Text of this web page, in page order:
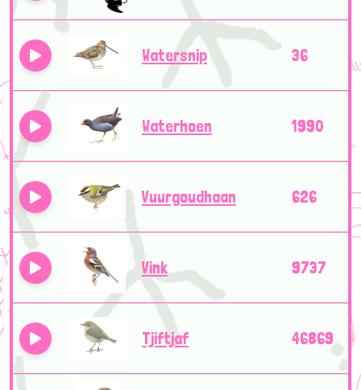
Watersnip 36
Waterhoen 1990
Vuurgoudhaan 626
Vink 9737
Tjiftjaf 46869